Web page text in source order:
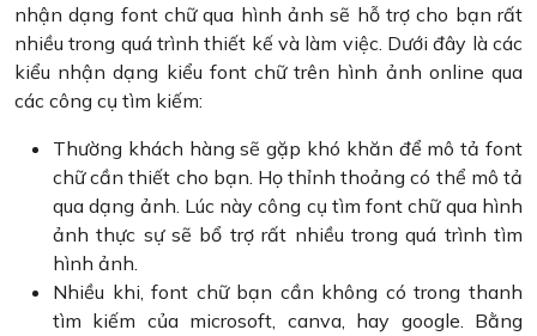
nhận dạng font chữ qua hình ảnh sẽ hỗ trợ cho bạn rất
nhiều trong quá trình thiết kế và làm việc. Dưới đây là các
kiểu nhận dạng kiểu font chữ trên hình ảnh online qua
các công cụ tìm kiếm:
Thường khách hàng sẽ gặp khó khăn để mô tả font
chữ cần thiết cho bạn. Họ thỉnh thoảng có thể mô tả
qua dạng ảnh. Lúc này công cụ tìm font chữ qua hình
ảnh thực sự sẽ bổ trợ rất nhiều trong quá trình tìm
hình ảnh.
Nhiều khi, font chữ bạn cần không có trong thanh
tìm kiếm của microsoft, canva, hay google. Bằng